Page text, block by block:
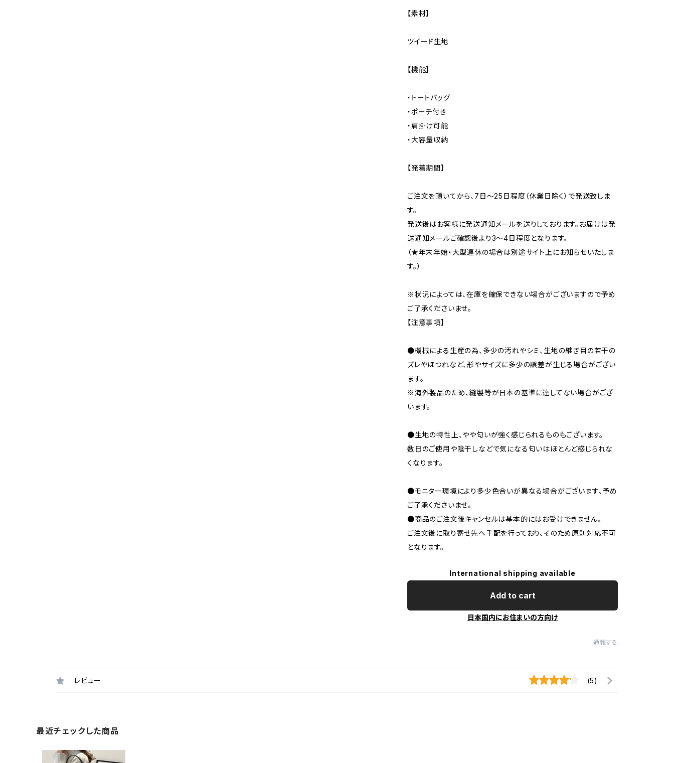
【素材】
ツイード生地
【機能】
・トートバッグ
・ポーチ付き
・肩掛け可能
・大容量収納
【発着期間】
ご注文を頂いてから、7日～25日程度（休業日除く）で発送致しま
す。
発送後はお客様に発送通知メールを送りしております。お届けは発
送通知メールご確認後より3〜4日程度となります。
（★年末年始・大型連休の場合は別途サイト上にお知らせいたしま
す。）
※状況によっては、在庫を確保できない場合がございますので予め
ご了承くださいませ。
【注意事項】
●機械による生産の為、多少の汚れやシミ、生地の継ぎ目の若干の
ズレやほつれなど、形やサイズに多少の誤差が生じる場合がござい
ます。
※海外製品のため、縫製等が日本の基準に達してない場合がござ
います。
●生地の特性上、やや匂いが強く感じられるものもございます。
数日のご使用や陰干しなどで気になる匂いはほとんど感じられな
くなります。
●モニター環境により多少色合いが異なる場合がございます、予め
ご了承くださいませ。
●商品のご注文後キャンセルは基本的にはお受けできません。
ご注文後に取り寄せ先へ手配を行っており、そのため原則対応不可
となります。
International shipping available
Add to cart
日本国内にお住まいの方向け
通報する
レビュー (5)
最近チェックした商品